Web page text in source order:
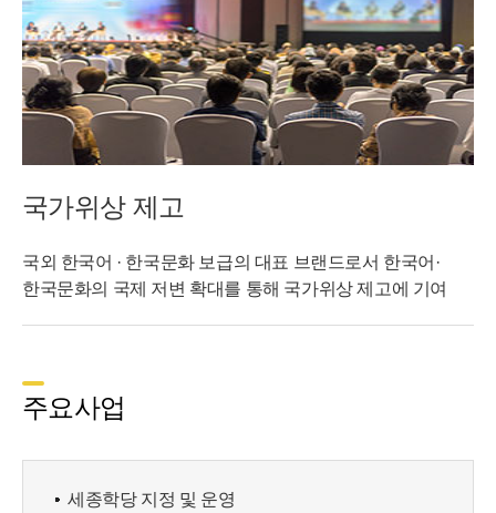
국가위상 제고
국외 한국어 · 한국문화 보급의 대표 브랜드로서 한국어·
한국문화의 국제 저변 확대를 통해 국가위상 제고에 기여
주요사업
세종학당 지정 및 운영